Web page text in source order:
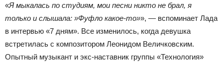
«Я мыкалась по студиям, мои песни никто не брал, я
только и слышала: »Фуфло какое-то»», — вспоминает Лада
в интервью «7 дням». Все изменилось, когда девушка
встретилась с композитором Леонидом Величковским.
Опытный музыкант и экс-наставник группы «Технология»